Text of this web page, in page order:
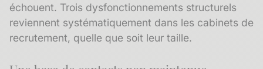
échouent. Trois dysfonctionnements structurels
reviennent systématiquement dans les cabinets de
recrutement, quelle que soit leur taille.